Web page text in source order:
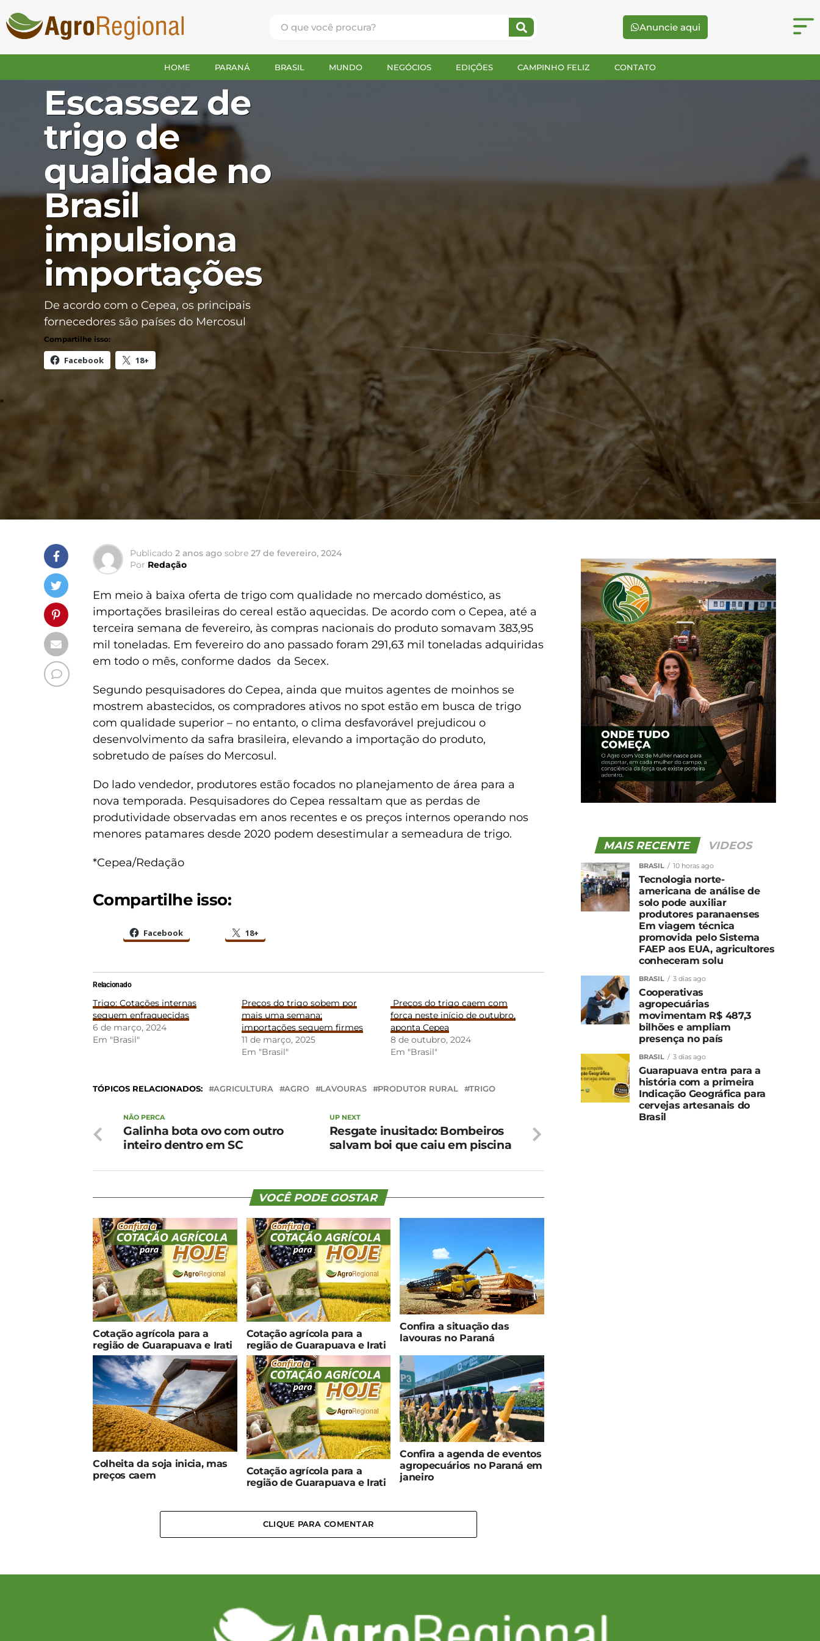
Anuncie aqui
HOME PARANÁ BRASIL MUNDO NEGÓCIOS EDIÇÕES CAMPINHO FELIZ CONTATO
Escassez de
trigo de
qualidade no
Brasil
impulsiona
importações
De acordo com o Cepea, os principais
fornecedores são países do Mercosul
Compartilhe isso:
Facebook 18+
Publicado 2 anos ago sobre 27 de fevereiro, 2024
Por Redação
Em meio à baixa oferta de trigo com qualidade no mercado doméstico, as
importações brasileiras do cereal estão aquecidas. De acordo com o Cepea, até a
terceira semana de fevereiro, às compras nacionais do produto somavam 383,95
mil toneladas. Em fevereiro do ano passado foram 291,63 mil toneladas adquiridas
em todo o mês, conforme dados da Secex.
Segundo pesquisadores do Cepea, ainda que muitos agentes de moinhos se
mostrem abastecidos, os compradores ativos no spot estão em busca de trigo
com qualidade superior – no entanto, o clima desfavorável prejudicou o
desenvolvimento da safra brasileira, elevando a importação do produto,
sobretudo de países do Mercosul.
Do lado vendedor, produtores estão focados no planejamento de área para a
nova temporada. Pesquisadores do Cepea ressaltam que as perdas de
produtividade observadas em anos recentes e os preços internos operando nos
menores patamares desde 2020 podem desestimular a semeadura de trigo.
*Cepea/Redação
Compartilhe isso:
Facebook 18+
Relacionado
Trigo: Cotações internas
seguem enfraquecidas
6 de março, 2024
Em "Brasil"
Preços do trigo sobem por
mais uma semana;
importações seguem firmes
11 de março, 2025
Em "Brasil"
Preços do trigo caem com
força neste início de outubro,
aponta Cepea
8 de outubro, 2024
Em "Brasil"
TÓPICOS RELACIONADOS: AGRICULTURA AGRO LAVOURAS PRODUTOR RURAL TRIGO
UP NEXT
Resgate inusitado: Bombeiros
salvam boi que caiu em piscina
NÃO PERCA
Galinha bota ovo com outro
inteiro dentro em SC
VOCÊ PODE GOSTAR
Cotação agrícola para a
região de Guarapuava e Irati
Cotação agrícola para a
região de Guarapuava e Irati
Confira a situação das
lavouras no Paraná
Colheita da soja inicia, mas
preços caem
Cotação agrícola para a
região de Guarapuava e Irati
Confira a agenda de eventos
agropecuários no Paraná em
janeiro
CLIQUE PARA COMENTAR
MAIS RECENTE VIDEOS
BRASIL 10 horas ago
Tecnologia norte-
americana de análise de
solo pode auxiliar
produtores paranaenses
Em viagem técnica
promovida pelo Sistema
FAEP aos EUA, agricultores
conheceram solu
BRASIL 3 dias ago
Cooperativas
agropecuárias
movimentam R$ 487,3
bilhões e ampliam
presença no país
BRASIL 3 dias ago
Guarapuava entra para a
história com a primeira
Indicação Geográfica para
cervejas artesanais do
Brasil